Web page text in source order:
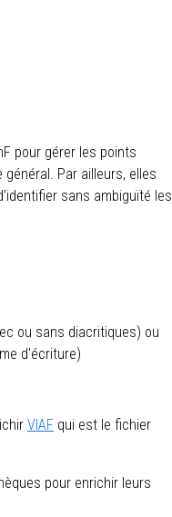
pour gérer les points
Par ailleurs, elles
sans ambiguïté les
ou sans diacritiques) ou
d'écriture)
VIAF qui est le fichier
pour enrichir leurs